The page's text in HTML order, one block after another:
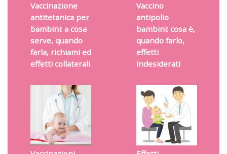
Vaccinazione
antitetanica per
bambini: a cosa
serve, quando
farla, richiami ed
effetti collaterali
Vaccino
antipolio
bambini: cosa è,
quando farlo,
effetti
indesiderati